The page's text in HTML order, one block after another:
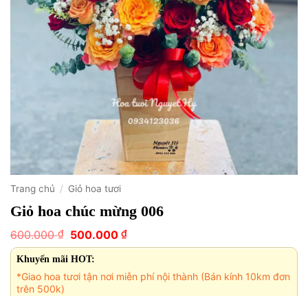
Trang chủ / Giỏ hoa tươi
Giỏ hoa chúc mừng 006
600.000₫ Giá
gốc
là:
600.000 ₫.
500.000 ₫Giá
hiện
500.000 ₫.
Khuyến mãi HOT:
*Giao hoa tươi tận nơi miễn phí nội thành (Bán kính 10km đơn
trên 500k)